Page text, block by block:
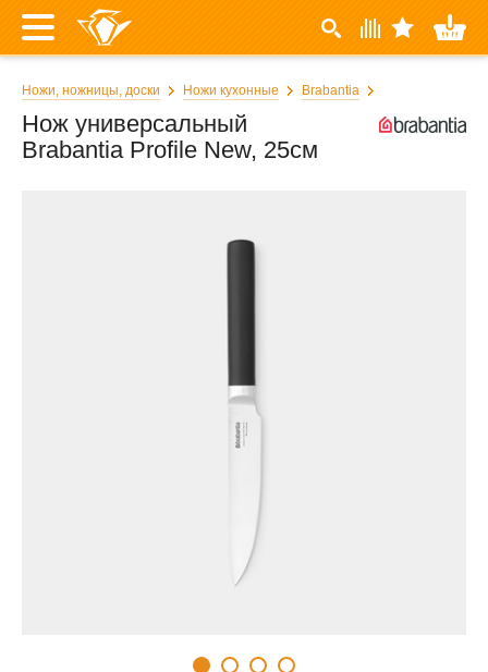
Ножи, ножницы, доски Ножи кухонные Brabantia
Нож универсальный
Brabantia Profile New, 25см